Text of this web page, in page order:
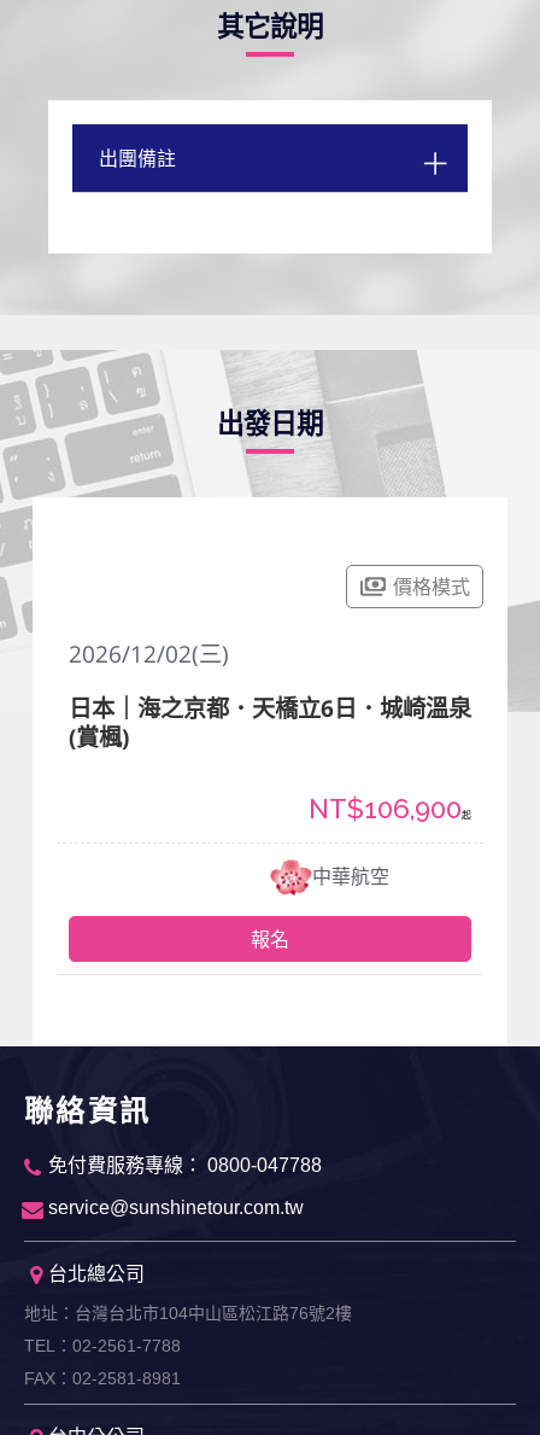
其它說明
出團備註
出發日期
價格模式
2026/12/02(三)
日本｜海之京都．天橋立6日．城崎溫泉
(賞楓)
中華航空
NT$106,900起
報名
聯絡資訊
免付費服務專線： 0800-047788
service@sunshinetour.com.tw
台北總公司
地址：台灣台北市104中山區松江路76號2樓
TEL：02-2561-7788
FAX：02-2581-8981